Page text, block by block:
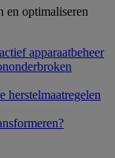
en optimaliseren
apparaatbeheer
herstelmaatregelen